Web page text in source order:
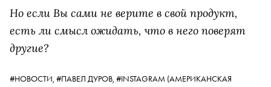
Но если Вы сами не верите в свой продукт,
есть ли смысл ожидать, что в него поверят
другие?
#НОВОСТИ, #ПАВЕЛ ДУРОВ, #INSTAGRAM (АМЕРИКАНСКАЯ